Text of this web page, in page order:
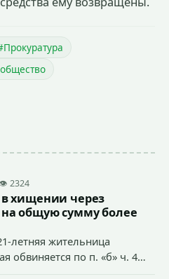
2324
хищении через
общую сумму более
летняя жительница
обвиняется по п. «б» ч. 4